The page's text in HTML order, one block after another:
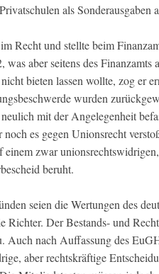
als Sonderausgaben
Recht und stellte beim
aber seitens des Finanzamts
bieten lassen wollte, zog er
wurden
mit der Angelegenheit
noch es gegen Unionsrecht
zwar
beruht.
seien die Wertungen des
Richter. Der Bestands- und
Auch nach Auffassung des
aber rechtskräftige